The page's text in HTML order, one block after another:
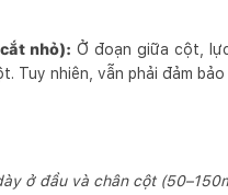
nhỏ): Ở đoạn giữa cột,
Tuy nhiên, vẫn phải đảm
ở đầu và chân cột